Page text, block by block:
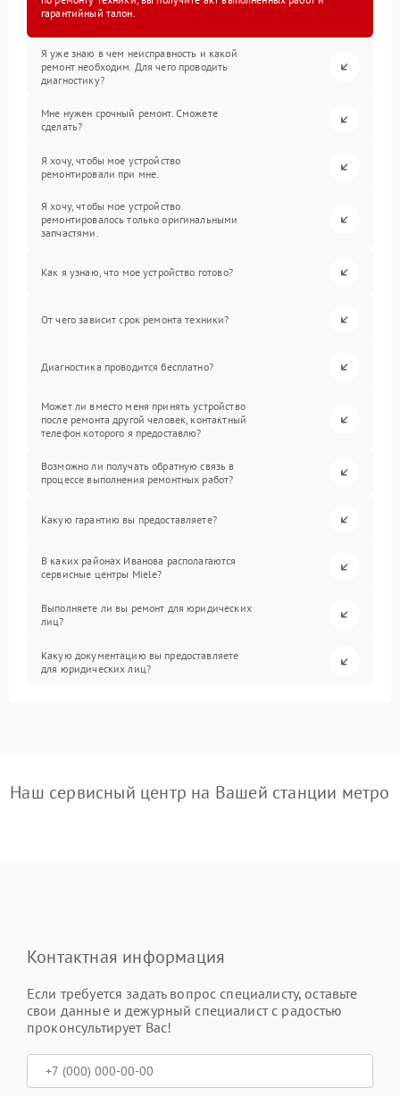
гарантийный талон.
Я уже знаю в чем неисправность и какой
ремонт необходим. Для чего проводить
диагностику?
Мне нужен срочный ремонт. Сможете
сделать?
Я хочу, чтобы мое устройство
ремонтировали при мне.
Я хочу, чтобы мое устройство
ремонтировалось только оригинальными
запчастями.
Как я узнаю, что мое устройство готово?
От чего зависит срок ремонта техники?
Диагностика проводится бесплатно?
Может ли вместо меня принять устройство
после ремонта другой человек, контактный
телефон которого я предоставлю?
Возможно ли получать обратную связь в
процессе выполнения ремонтных работ?
Какую гарантию вы предоставляете?
В каких районах Иванова располагаются
сервисные центры Miele?
Выполняете ли вы ремонт для юридических
лиц?
Какую документацию вы предоставляете
для юридических лиц?
Наш сервисный центр на Вашей станции метро
Контактная информация
Если требуется задать вопрос специалисту, оставьте
свои данные и дежурный специалист с радостью
проконсультирует Вас!